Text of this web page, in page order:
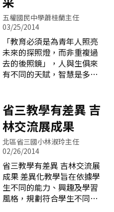
來，筋疲力竭是常見的現
象。 （二）改善進教學需求:
為了使學生更專注，本校十
分投注於資訊融入教學，無
論資訊設備、媒體素材，只
要有利於教學需求，都是校
長積極募集資源，努力改善
生活動的規劃，都是以全體
學生都能參與
counseling）係指學校和教
師依據學生不同能力、性向
和興趣，提供適切的教育內
容和方式，以激發學生潛能
和促進學生健全人格發展
（吳清山、林天祐，
2006）。在國小階段可以針
對「教學策略」、「教學媒
元評量」四項來達到適性教
學的目的。 在教學策略方
面，教師除了最常見的講述
式教學法外，可利用小組討
論教學法讓學生產生學習的
動機，在同儕間相互激盪出
知識的火花，尋求共識，找
出最佳的答案；實施協同教
學，同年級或同領域老師相
互組成教學族群，互相研討
五權國民中學蕭桂蘭主任
03/25/2014
「教育必須是為青年人照亮
未來的探照燈，而非重複過
去的後照鏡」，人與生俱來
有不同的天賦，智慧是多元
趨勢。針對多元的社會需
求，我們規劃了多項的活動
來充實學生的生涯概念。 從
測驗觀察中了解孩子： 從智
力及多因素性向測驗中，了
解孩子在智力及性向方面的
表現如何？老師也可以藉此
對課程內容作調整，來適應
不同能力的孩子，如對有技
藝高度興趣者則提供技職方
省三教學有差異 吉
林交流展成果
北區省三國小林淑玲主任
02/26/2014
省三教學有差異 吉林交流展
成果 差異化教學旨在依據學
生不同的能力、興趣及學習
風格，規劃符合學生不同需